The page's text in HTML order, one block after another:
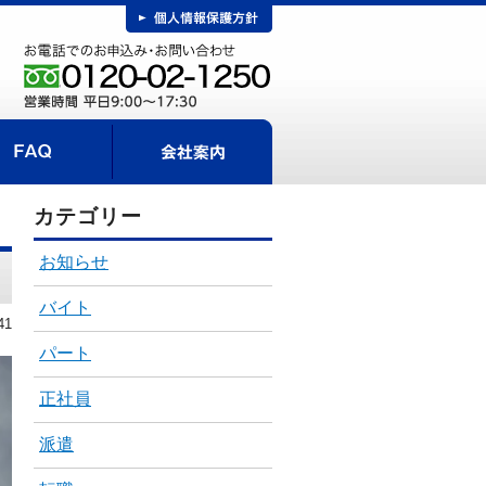
カテゴリー
お知らせ
バイト
パート
正社員
派遣